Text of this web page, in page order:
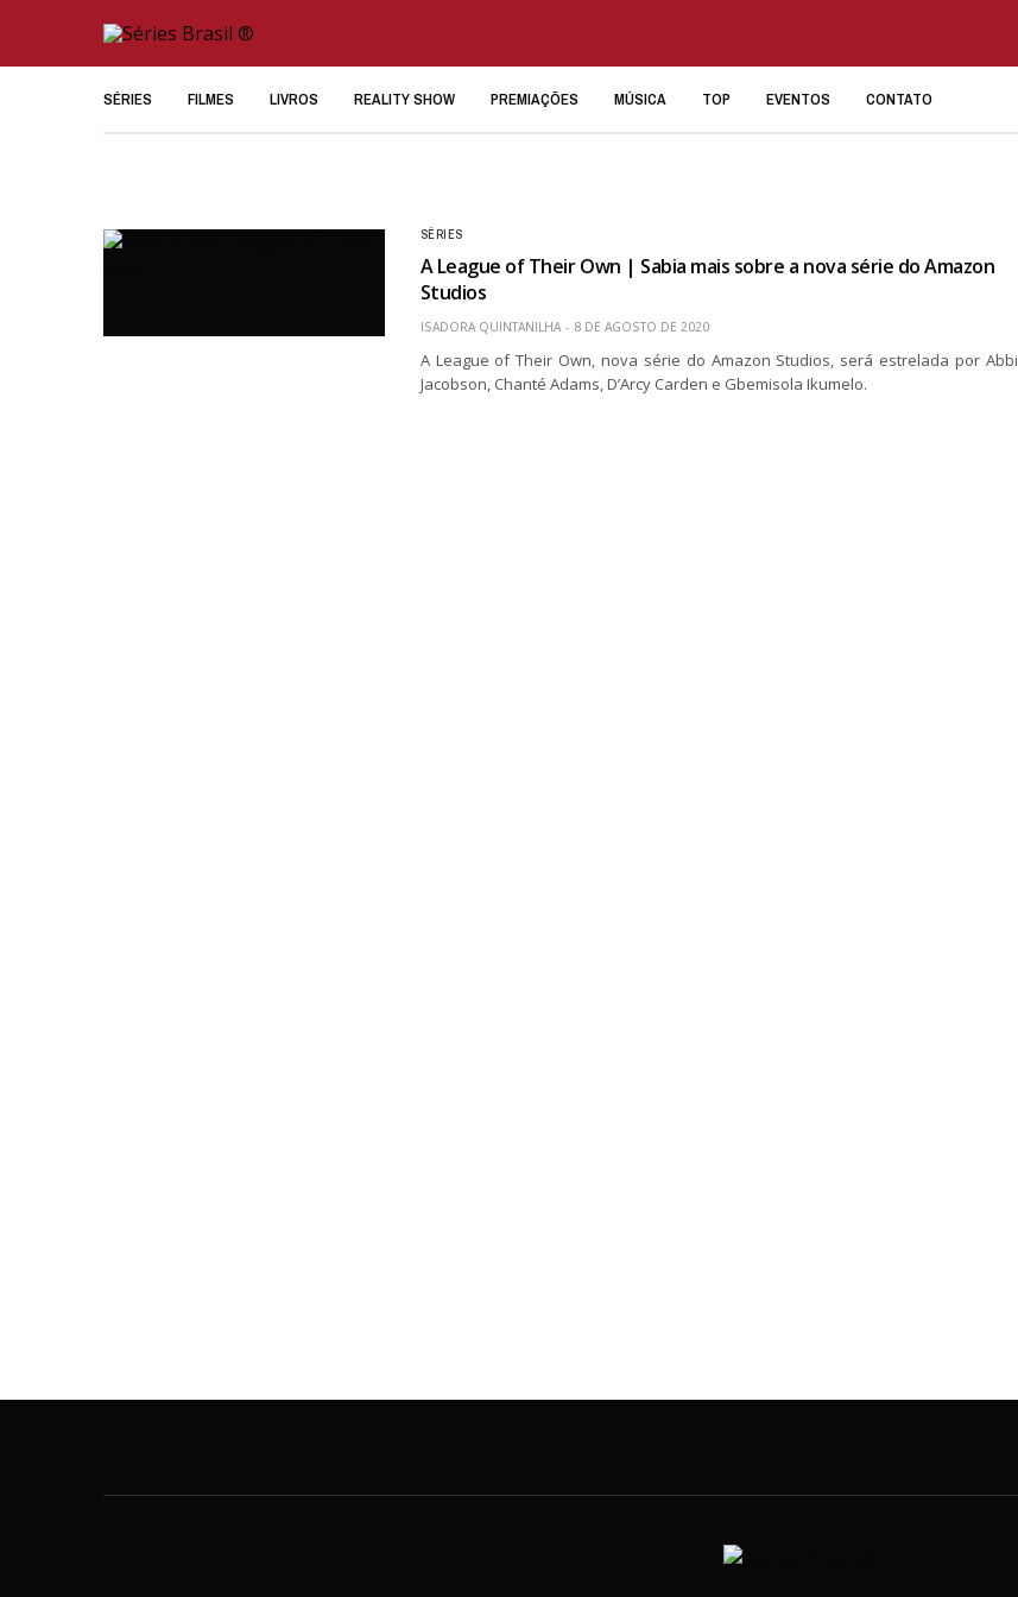
SÉRIES FILMES LIVROS REALITY SHOW PREMIAÇÕES MÚSICA TOP EVENTOS CONTATO
SÉRIES
A League of Their Own | Sabia mais sobre a nova série do Amazon
Studios
ISADORA QUINTANILHA 8 DE AGOSTO DE 2020
A League of Their Own, nova série do Amazon Studios, será estrelada por Abbi
Jacobson, Chanté Adams, D’Arcy Carden e Gbemisola Ikumelo.